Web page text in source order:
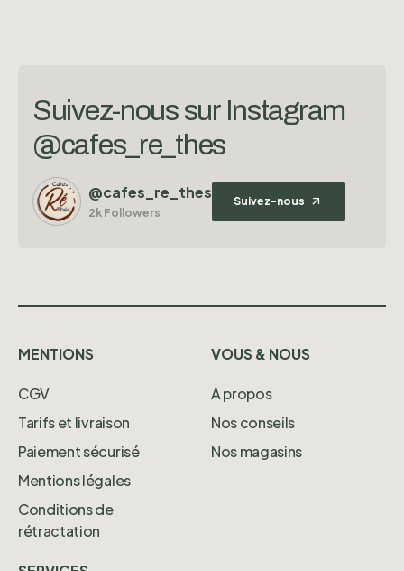
Suivez-nous sur Instagram
@cafes_re_thes
@cafes_re_thes
2k Followers
Suivez-nous
MENTIONS
CGV
Tarifs et livraison
Paiement sécurisé
Mentions légales
Conditions de
rétractation
VOUS & NOUS
A propos
Nos conseils
Nos magasins